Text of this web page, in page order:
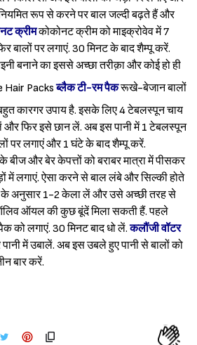
Sign in
रूप से करने पर बाल जल्दी बढ़ते हैं और
क्रीमकोकोनट क्रीम को माइक्रोवेव में 7
पर लगाएं. 30 मिनट के बाद शैम्पू करें.
बनाने का इससे अच्छा तरीक़ा और कोई हो ही
ब्लैक टी-रम पैकरूखे-बेजान बालों
कारगर उपाय है. इसके लिए 4 टेबलस्पून चाय
और फिर इसे छान लें. अब इस पानी में 1 टेबलस्पून
पर लगाएं और 1 घंटे के बाद शैम्पू करें.
और बेर केपत्तों को बराबर मात्रा में पीसकर
में लगाएं. ऐसा करने से बाल लंबे और सिल्की होते
के अनुसार 1-2 केला लें और उसे अच्छी तरह से
ऑयल की कुछ बूंदें मिला सकती हैं. पहले
को लगाएं. 30 मिनट बाद धो लें.कलौंजी वॉटर
में उबालें. अब इस उबले हुए पानी से बालों को
बार करें.